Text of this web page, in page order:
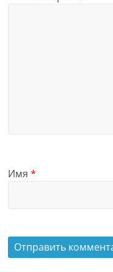
Имя*